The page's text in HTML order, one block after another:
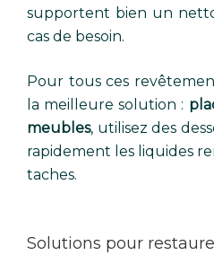
supportent bien un
cas de besoin.
Pour tous ces
la meilleure solution :
meubles, utilisez des
rapidement les liquides
taches.
Solutions pour